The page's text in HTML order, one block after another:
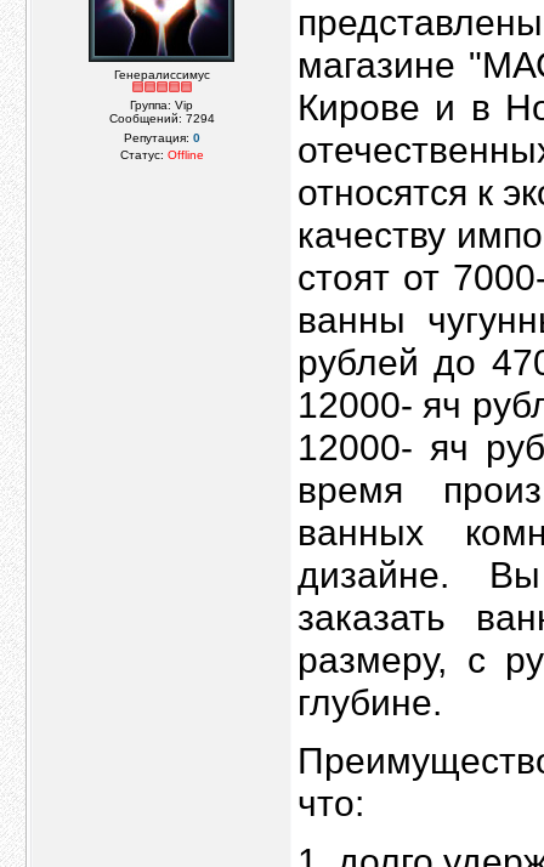
Генералиссимус
Группа: Vip
Сообщений: 7294
Репутация: 0
Статус: Offline
магазине
Кирове и в
относятся к
качеству
стоят от
ванны
рублей до
12000- яч
12000- яч
время
ванных
дизайне.
заказать
размеру, c
глубине.
что: